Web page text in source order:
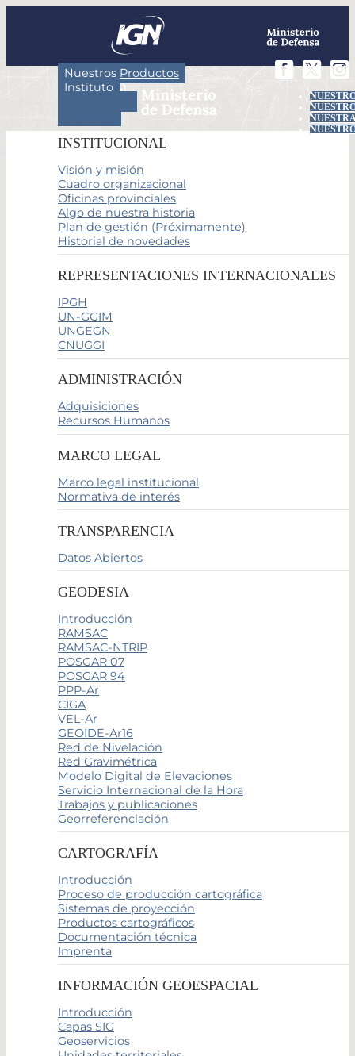
Nuestros Productos
Instituto
INSTITUCIONAL
Visión y misión
Cuadro organizacional
Oficinas provinciales
Algo de nuestra historia
Plan de gestión (Próximamente)
Historial de novedades
REPRESENTACIONES INTERNACIONALES
IPGH
UN-GGIM
UNGEGN
CNUGGI
ADMINISTRACIÓN
Adquisiciones
Recursos Humanos
MARCO LEGAL
Marco legal institucional
Normativa de interés
TRANSPARENCIA
Datos Abiertos
GEODESIA
Introducción
RAMSAC
RAMSAC-NTRIP
POSGAR 07
POSGAR 94
PPP-Ar
CIGA
VEL-Ar
GEOIDE-Ar16
Red de Nivelación
Red Gravimétrica
Modelo Digital de Elevaciones
Servicio Internacional de la Hora
Trabajos y publicaciones
Georreferenciación
CARTOGRAFÍA
Introducción
Proceso de producción cartográfica
Sistemas de proyección
Productos cartográficos
Documentación técnica
Imprenta
INFORMACIÓN GEOESPACIAL
Introducción
Capas SIG
Geoservicios